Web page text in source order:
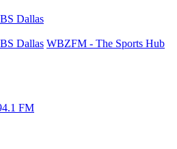
Dallas
Dallas WBZFM - The Sports Hub
FM